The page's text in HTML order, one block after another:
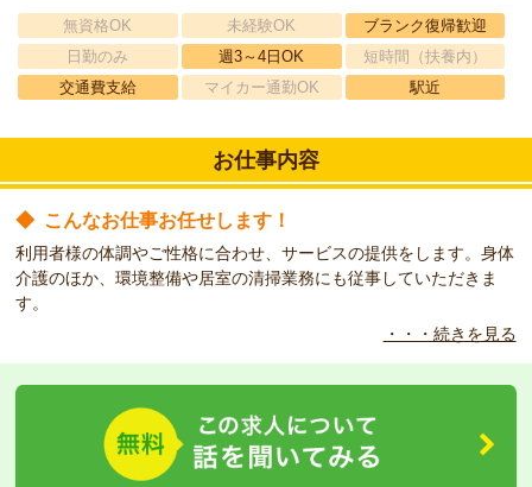
無資格OK 未経験OK
ブランク復帰歓迎
日勤のみ
週3～4日OK
短時間（扶養内）
交通費支給
マイカー通勤OK 駅近
お仕事内容
◆ こんなお仕事お任せします！
利用者様の体調やご性格に合わせ、サービスの提供をします。身体
介護のほか、環境整備や居室の清掃業務にも従事していただきま
す。
・・・続きを見る